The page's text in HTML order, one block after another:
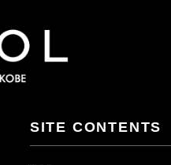
SITE CONTENTS